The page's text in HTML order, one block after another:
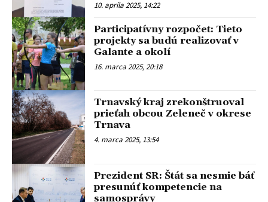
10. apríla 2025, 14:22
Participatívny rozpočet: Tieto
projekty sa budú realizovať v
Galante a okolí
16. marca 2025, 20:18
Trnavský kraj zrekonštruoval
prieťah obcou Zeleneč v okrese
Trnava
4. marca 2025, 13:54
Prezident SR: Štát sa nesmie báť
presunúť kompetencie na
samosprávy